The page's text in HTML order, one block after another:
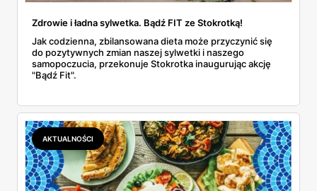
Zdrowie i ładna sylwetka. Bądź FIT ze Stokrotką!
Jak codzienna, zbilansowana dieta może przyczynić się
do pozytywnych zmian naszej sylwetki i naszego
samopoczucia, przekonuje Stokrotka inaugurując akcję
"Bądź Fit".
AKTUALNOŚCI